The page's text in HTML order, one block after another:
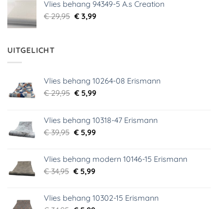
€ 29,95.€ 5,99.
Vlies behang 94349-5 A.s Creation
€29,95 Oorspronkelijke
€3,99Huidige
UITGELICHT
Vlies behang 10264-08 Erismann
€29,95 Oorspronkelijke
€ 29,95.
€5,99Huidige
€ 5,99.
Vlies behang 10318-47 Erismann
€39,95 Oorspronkelijke
€ 39,95.
€5,99Huidige
€ 5,99.
Vlies behang modern 10146-15 Erismann
€34,95 Oorspronkelijke
€ 34,95.
€5,99Huidige
€ 5,99.
Vlies behang 10302-15 Erismann